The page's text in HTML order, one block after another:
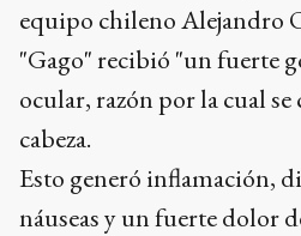
equipo chileno Alejandro
"Gago" recibió "un fuerte
ocular, razón por la cual se
cabeza.
Esto generó inflamación,
náuseas y un fuerte dolor